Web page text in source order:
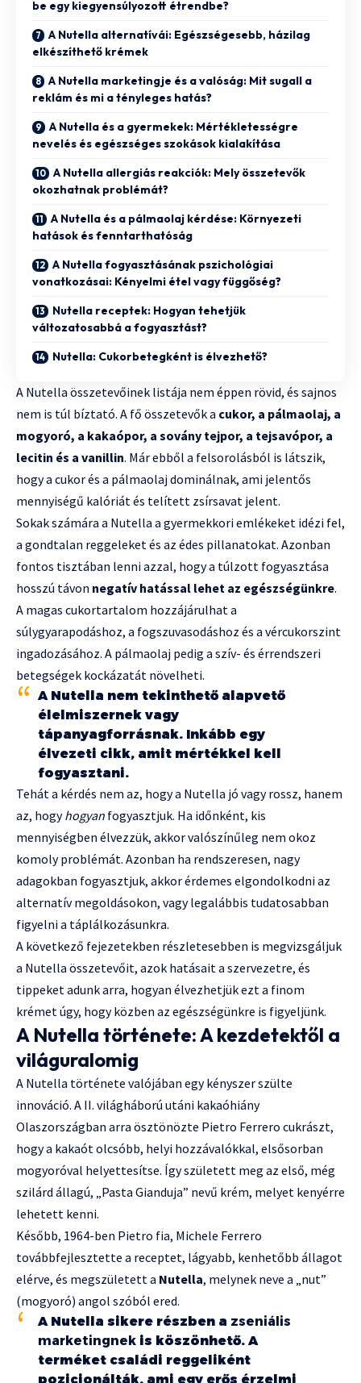
be egy kiegyensúlyozott étrendbe?
A Nutella alternatívái: Egészségesebb, házilag
elkészíthető krémek
A Nutella marketingje és a valóság: Mit sugall a
reklám és mi a tényleges hatás?
A Nutella és a gyermekek: Mértékletességre
nevelés és egészséges szokások kialakítása
A Nutella allergiás reakciók: Mely összetevők
okozhatnak problémát?
A Nutella és a pálmaolaj kérdése: Környezeti
hatások és fenntarthatóság
A Nutella fogyasztásának pszichológiai
vonatkozásai: Kényelmi étel vagy függőség?
Nutella receptek: Hogyan tehetjük
változatosabbá a fogyasztást?
Nutella: Cukorbetegként is élvezhető?
A Nutella összetevőinek listája nem éppen rövid, és sajnos
nem is túl bíztató. A fő összetevők a cukor, a pálmaolaj, a
mogyoró, a kakaópor, a sovány tejpor, a tejsavópor, a
lecitin és a vanillin. Már ebből a felsorolásból is látszik,
hogy a cukor és a pálmaolaj dominálnak, ami jelentős
mennyiségű kalóriát és telített zsírsavat jelent.
Sokak számára a Nutella a gyermekkori emlékeket idézi fel,
a gondtalan reggeleket és az édes pillanatokat. Azonban
fontos tisztában lenni azzal, hogy a túlzott fogyasztása
hosszú távon negatív hatással lehet az egészségünkre.
A magas cukortartalom hozzájárulhat a
súlygyarapodáshoz, a fogszuvasodáshoz és a vércukorszint
ingadozásához. A pálmaolaj pedig a szív- és érrendszeri
betegségek kockázatát növelheti.
A Nutella nem tekinthető alapvető
élelmiszernek vagy
tápanyagforrásnak. Inkább egy
élvezeti cikk, amit mértékkel kell
fogyasztani.
Tehát a kérdés nem az, hogy a Nutella jó vagy rossz, hanem
az, hogyhogyan fogyasztjuk. Ha időnként, kis
mennyiségben élvezzük, akkor valószínűleg nem okoz
komoly problémát. Azonban ha rendszeresen, nagy
adagokban fogyasztjuk, akkor érdemes elgondolkodni az
alternatív megoldásokon, vagy legalábbis tudatosabban
figyelni a táplálkozásunkra.
A következő fejezetekben részletesebben is megvizsgáljuk
a Nutella összetevőit, azok hatásait a szervezetre, és
tippeket adunk arra, hogyan élvezhetjük ezt a finom
krémet úgy, hogy közben az egészségünkre is figyeljünk.
A Nutella története: A kezdetektől a
világuralomig
A Nutella története valójában egy kényszer szülte
innováció. A II. világháború utáni kakaóhiány
Olaszországban arra ösztönözte Pietro Ferrero cukrászt,
hogy a kakaót olcsóbb, helyi hozzávalókkal, elsősorban
mogyoróval helyettesítse. Így született meg az első, még
szilárd állagú, „Pasta Gianduja” nevű krém, melyet kenyérre
lehetett kenni.
Később, 1964-ben Pietro fia, Michele Ferrero
továbbfejlesztette a receptet, lágyabb, kenhetőbb állagot
elérve, és megszületett a Nutella, melynek neve a „nut”
(mogyoró) angol szóból ered.
A Nutella sikere részben a zseniális
marketingnek is köszönhető. A
terméket családi reggeliként
pozicionálták, ami egy erős érzelmi